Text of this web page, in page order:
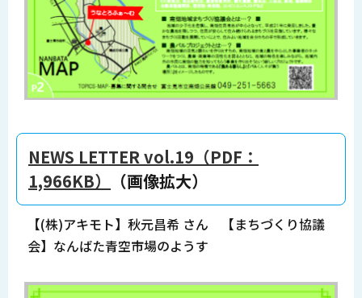
NEWS LETTER vol.19（PDF：
1,966KB）
（画像拡大）
【(株)アキモト】秋元昌希 さん 【まちづくり協議
会】なんばた青空市場のようす